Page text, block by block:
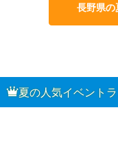
長野県
夏の人気イベント